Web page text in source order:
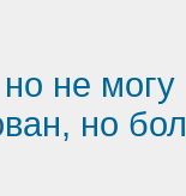
не могу
но